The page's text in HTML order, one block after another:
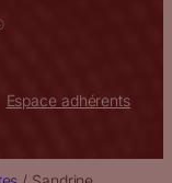
Espace adhérents